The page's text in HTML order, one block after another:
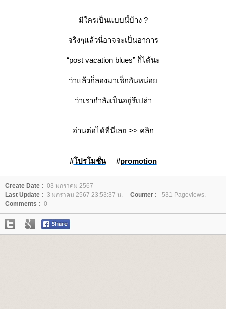
มีใครเป็นแบบนี้บ้าง ?
จริงๆแล้วนี่อาจจะเป็นอาการ
“post vacation blues” ก็ได้นะ
ว่าแล้วก็ลองมาเช็กกันหน่อ
ว่าเรากำลังเป็นอยู่รึเปล่า
อ่านต่อได้ที่นี่เลย >> คลิก
#ปรโมชั่น #promotion
Create Date : 03 มกราคม 2567
Last Update : 3 มกราคม 2567 23:53:37 น. Counter :
531 Pageviews.
Comments : 0